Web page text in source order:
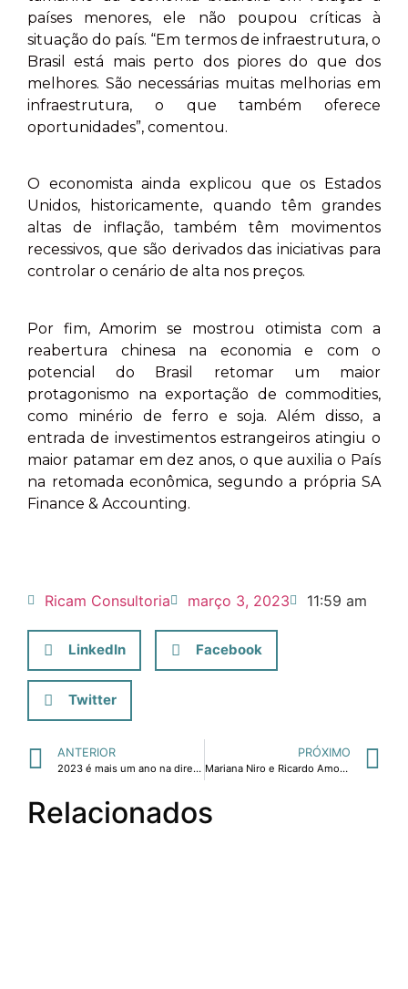
países menores, ele não poupou críticas à
situação do país. “Em termos de infraestrutura, o
Brasil está mais perto dos piores do que dos
melhores. São necessárias muitas melhorias em
infraestrutura, o que também oferece
oportunidades”, comentou.
O economista ainda explicou que os Estados
Unidos, historicamente, quando têm grandes
altas de inflação, também têm movimentos
recessivos, que são derivados das iniciativas para
controlar o cenário de alta nos preços.
Por fim, Amorim se mostrou otimista com a
reabertura chinesa na economia e com o
potencial do Brasil retomar um maior
protagonismo na exportação de commodities,
como minério de ferro e soja. Além disso, a
entrada de investimentos estrangeiros atingiu o
maior patamar em dez anos, o que auxilia o País
na retomada econômica, segundo a própria SA
Finance & Accounting.
Ricam Consultoria março 3, 2023 11:59 am
LinkedIn Facebook
Twitter
ANTERIOR
2023 é mais um ano na direção de uma nova era
PRÓXIMO
Mariana Niro e Ricardo Amorim fizeram um talk sobre tendências mundiais de mercado e mercado imobiliário em Miami, terça-feira na Artefacto Beach & Country no Jd. America.
Relacionados